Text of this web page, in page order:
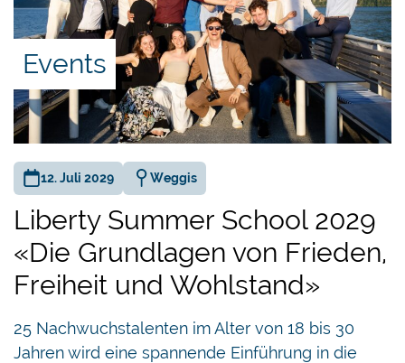
Eigenverantwortung, das geschützte
Privateigentum und die Marktwirtschaft.
Wer sich für die nächste Liberty Summer School
bewerben möchte und zwischen 18-30 Jahre jung
ist, darf das gernehiertun.
Olivier Kessler
Direktor Liberales Institut
Impressionen der Liberty Summer School 2024:
Events
12. Juli 2029 Weggis
Liberty Summer School 2029
«Die Grundlagen von Frieden,
Freiheit und Wohlstand»
25 Nachwuchstalenten im Alter von 18 bis 30
Jahren wird eine spannende Einführung in die